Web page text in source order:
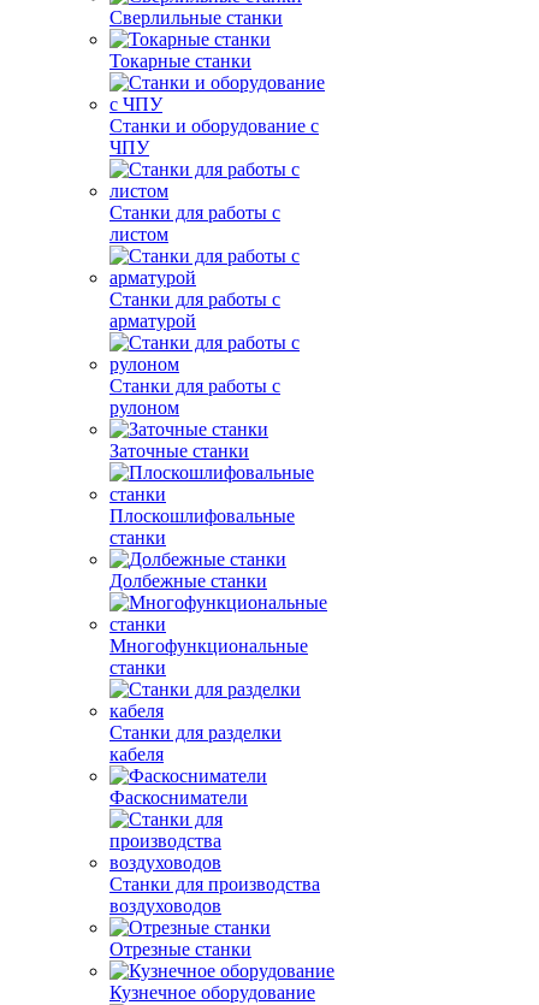
Сверлильные станки
Токарные станки
Станки и оборудование с
ЧПУ
Станки для работы с
листом
Станки для работы с
арматурой
Станки для работы с
рулоном
Заточные станки
Плоскошлифовальные
станки
Долбежные станки
Многофункциональные
станки
Станки для разделки
кабеля
Фаскосниматели
Станки для производства
воздуховодов
Отрезные станки
Кузнечное оборудование